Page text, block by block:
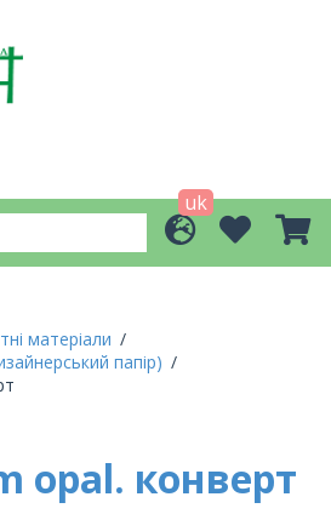
uk
матеріали
папір)
opal. конверт